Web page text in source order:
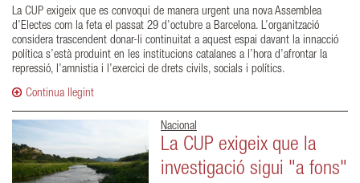
La CUP exigeix que es convoqui de manera urgent una nova Assemblea
d’Electes com la feta el passat 29 d’octubre a Barcelona. L’organització
considera trascendent donar-li continuitat a aquest espai davant la innacció
política s’està produint en les institucions catalanes a l’hora d’afrontar la
repressió, l’amnistia i l’exercici de drets civils, socials i polítics.
Continua llegint
Nacional
La CUP exigeix que la
investigació sigui "a fons"